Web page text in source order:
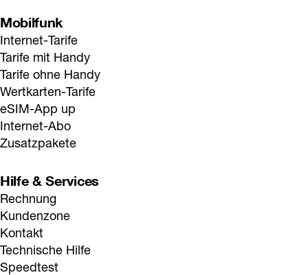
Jugendschutzsperre aktiviert (Sperre kostenpflichtiger
Mehrwertdienste), zusätzlich werden Roaming und die
Zusendung von Drei Werbung deaktiviert. Jugendschutzsperre
und Roaming können in der
Mobilfunk
Internet-Tarife
Tarife mit Handy
Tarife ohne Handy
Wertkarten-Tarife
eSIM-App up
Internet-Abo
Zusatzpakete
Hilfe & Services
Rechnung
Kundenzone
Kontakt
Technische Hilfe
Speedtest